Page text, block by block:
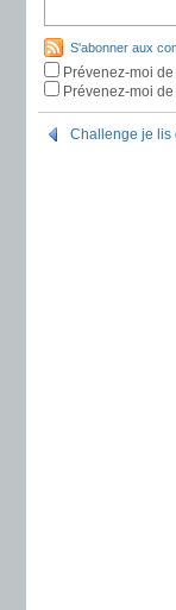
S'abonner aux
Prévenez-moi
Prévenez-moi
Challenge je lis